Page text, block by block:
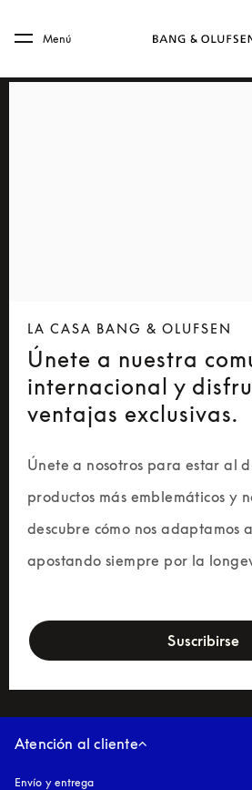
Skip to main footer
Menú
LA CASA BANG & OLUFSEN
Únete a nuestra
internacional y
ventajas exclusivas.
Únete a nosotros para estar al
productos más emblemáticos y
descubre cómo nos adaptamos
apostando siempre por la
Suscribirse
Atención al cliente
Envío y entrega